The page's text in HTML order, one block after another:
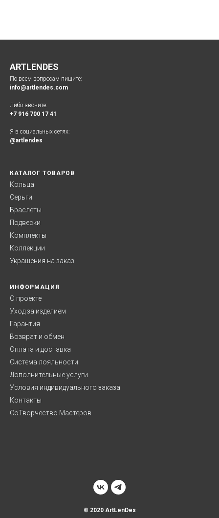
ARTLENDES
По всем вопросам пишите:
info@artlendes.com
Либо звоните:
+7 916 700 17 41
Я в социальных сетях:
@artlendes
КАТАЛОГ ТОВАРОВ
Кольца
Серьги
Браслеты
Подвески
Комплекты
Коллекции
Украшения на заказ
ИНФОРМАЦИЯ
О проекте
Уход за изделием
Гарантия
Возврат и обмен
Оплата и доставка
Система лояльности
Дополнительные услуги
Условия индивидуального заказа
Контакты
СоТворчество Мастеров
© 2020 ArtLenDes